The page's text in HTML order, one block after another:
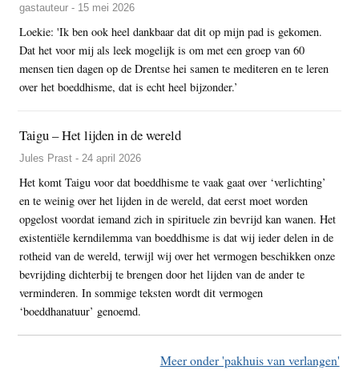
gastauteur - 15 mei 2026
Loekie: 'Ik ben ook heel dankbaar dat dit op mijn pad is gekomen.
Dat het voor mij als leek mogelijk is om met een groep van 60
mensen tien dagen op de Drentse hei samen te mediteren en te leren
over het boeddhisme, dat is echt heel bijzonder.’
Taigu – Het lijden in de wereld
Jules Prast - 24 april 2026
Het komt Taigu voor dat boeddhisme te vaak gaat over ‘verlichting’
en te weinig over het lijden in de wereld, dat eerst moet worden
opgelost voordat iemand zich in spirituele zin bevrijd kan wanen. Het
existentiële kerndilemma van boeddhisme is dat wij ieder delen in de
rotheid van de wereld, terwijl wij over het vermogen beschikken onze
bevrijding dichterbij te brengen door het lijden van de ander te
verminderen. In sommige teksten wordt dit vermogen
‘boeddhanatuur’ genoemd.
Meer onder 'pakhuis van verlangen'